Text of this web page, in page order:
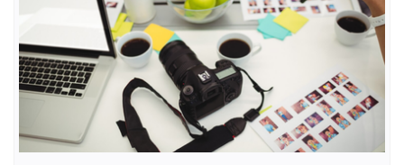
Kinh tế
Bất động sản
Khởi nghiệp
Thị trường
Giá vàng
Tiêu dùng
Tỷ giá
Chứng khoán
Giá cà phê